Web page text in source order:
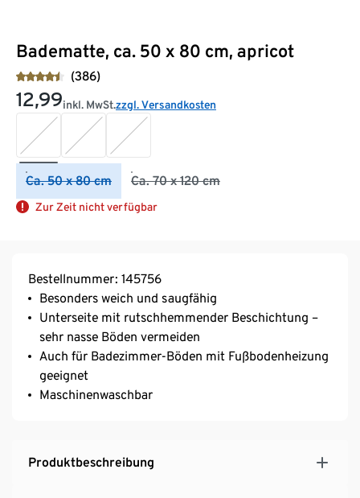
Badematte, ca. 50 x 80 cm, apricot
(386)
12,99inkl. MwSt.zzgl. Versandkosten
Ca. 50 x 80 cm Ca. 70 x 120 cm
Zur Zeit nicht verfügbar
Bestellnummer: 145756
Besonders weich und saugfähig
Unterseite mit rutschhemmender Beschichtung –
sehr nasse Böden vermeiden
Auch für Badezimmer-Böden mit Fußbodenheizung
geeignet
Maschinenwaschbar
Produktbeschreibung